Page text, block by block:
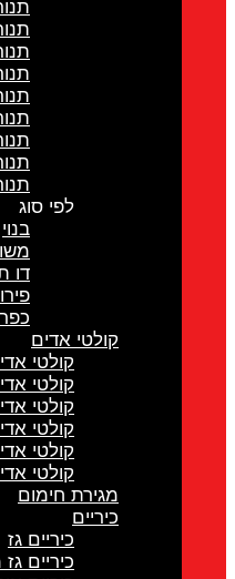
תנור אפייה Miele
תנורי אפייה beko
תנורי אפייה Bosch
תנורי אפייה Constructa
תנורי אפייה Fujicom
תנורי אפייה gorenje
תנורי אפייה LaCasa
תנורי אפייה Peerless
תנורי אפייה Siemens
קולטי אדים
קולטי אדים Candy
קולטי אדים Delonghi
קולטי אדים gorenje
קולטי אדים LACASA
קולטי אדים Midea
קולטי אדים Siemens
מגירת חימום
כיריים גז מזכוכית